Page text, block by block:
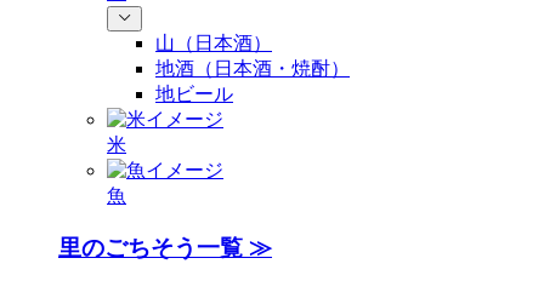
山（日本酒）
地酒（日本酒・焼酎）
地ビール
米
魚
里のごちそう一覧 ≫